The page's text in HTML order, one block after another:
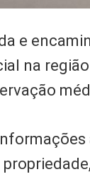
e
na